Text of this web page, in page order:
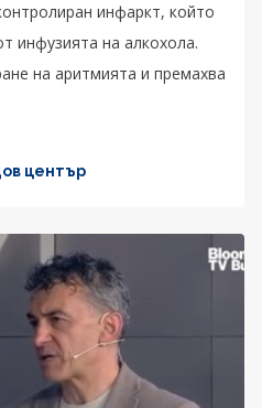
инфаркт, който
инфузията на алкохола.
на аритмията и премахва
център